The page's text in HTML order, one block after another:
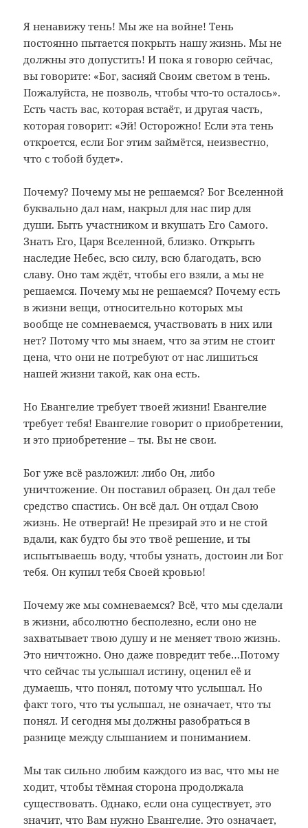
Я ненавижу тень! Мы же на войне! Тень
постоянно пытается покрыть нашу жизнь. Мы не
должны это допустить! И пока я говорю сейчас,
вы говорите: «Бог, засияй Своим светом в тень.
Пожалуйста, не позволь, чтобы что-то осталось».
Есть часть вас, которая встаёт, и другая часть,
которая говорит: «Эй! Осторожно! Если эта тень
откроется, если Бог этим займётся, неизвестно,
что с тобой будет».
Почему? Почему мы не решаемся? Бог Вселенной
буквально дал нам, накрыл для нас пир для
души. Быть участником и вкушать Его Самого.
Знать Его, Царя Вселенной, близко. Открыть
наследие Небес, всю силу, всю благодать, всю
славу. Оно там ждёт, чтобы его взяли, а мы не
решаемся. Почему мы не решаемся? Почему есть
в жизни вещи, относительно которых мы
вообще не сомневаемся, участвовать в них или
нет? Потому что мы знаем, что за этим не стоит
цена, что они не потребуют от нас лишиться
нашей жизни такой, как она есть.
Но Евангелие требует твоей жизни! Евангелие
требует тебя! Евангелие говорит о приобретении,
и это приобретение – ты. Вы не свои.
Бог уже всё разложил: либо Он, либо
уничтожение. Он поставил образец. Он дал тебе
средство спастись. Он всё дал. Он отдал Свою
жизнь. Не отвергай! Не презирай это и не стой
вдали, как будто бы это твоё решение, и ты
испытываешь воду, чтобы узнать, достоин ли Бог
тебя. Он купил тебя Своей кровью!
Почему же мы сомневаемся? Всё, что мы сделали
в жизни, абсолютно бесполезно, если оно не
захватывает твою душу и не меняет твою жизнь.
Это ничтожно. Оно даже повредит тебе…Потому
что сейчас ты услышал истину, оценил её и
думаешь, что понял, потому что услышал. Но
факт того, что ты услышал, не означает, что ты
понял. И сегодня мы должны разобраться в
разнице между слышанием и пониманием.
Мы так сильно любим каждого из вас, что мы не
ходит, чтобы тёмная сторона продолжала
существовать. Однако, если она существует, это
значит, что Вам нужно Евангелие. Это означает,